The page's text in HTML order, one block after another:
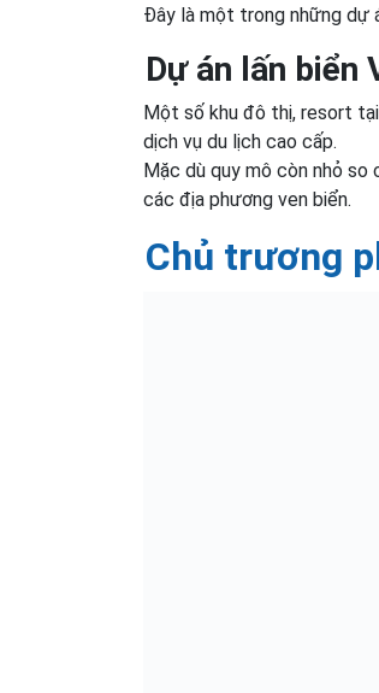
Đây là một trong những dự
Dự án lấn biển
Một số khu đô thị, resort
dịch vụ du lịch cao cấp.
Mặc dù quy mô còn nhỏ
các địa phương ven biển.
Chủ trương